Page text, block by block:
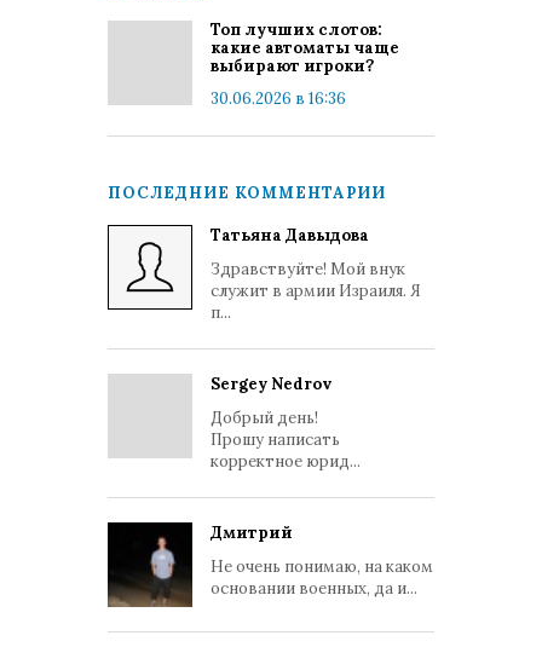
Топ лучших слотов:
какие автоматы чаще
выбирают игроки?
30.06.2026 в 16:36
ПОСЛЕДНИЕ КОММЕНТАРИИ
Татьяна Давыдова
Здравствуйте! Мой внук
служит в армии Израиля. Я
п...
Sergey Nedrov
Добрый день!
Прошу написать
корректное юрид...
Дмитрий
Не очень понимаю, на каком
основании военных, да и...